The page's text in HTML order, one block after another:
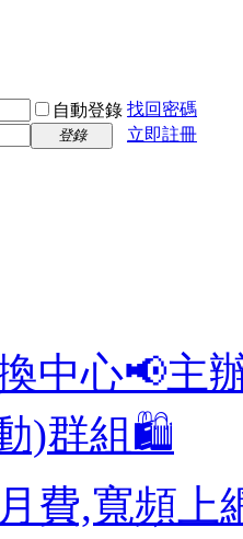
自動登錄 找回密碼
登錄 立即註冊
中心📢主
)群組🛍️
費,寬頻上